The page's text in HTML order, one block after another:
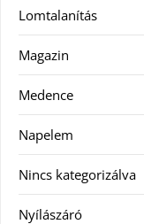
Lomtalanítás
Magazin
Medence
Napelem
Nincs kategorizálva
Nyílászáró